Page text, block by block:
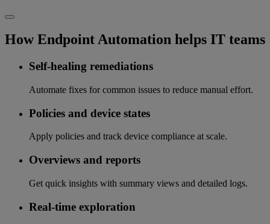
How Endpoint Automation helps IT teams
Self-healing remediations
Automate fixes for common issues to reduce manual effort.
Policies and device states
Apply policies and track device compliance at scale.
Overviews and reports
Get quick insights with summary views and detailed logs.
Real-time exploration